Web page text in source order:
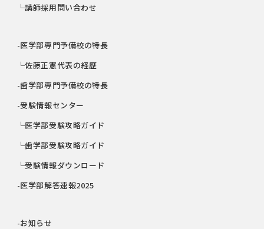
└講師採用問い合わせ
-医学部専門予備校の特長
└佐藤正憲代表の経歴
-歯学部専門予備校の特長
-受験情報センター
└医学部受験攻略ガイド
└歯学部受験攻略ガイド
└受験情報ダウンロード
-医学部解答速報2025
-お知らせ